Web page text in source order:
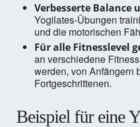
Verbesserte Balance
Yogilates-Übungen
und die motorischen
Für alle Fitnesslevel
an verschiedene
werden, von Anfängern
Fortgeschrittenen.
Beispiel für eine